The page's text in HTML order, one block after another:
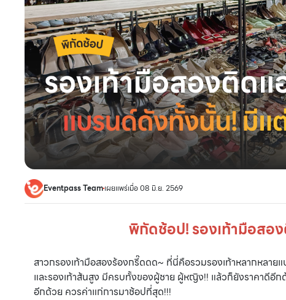
Eventpass Teamเผยแพร่เมื่อ 08 มิ.ย. 2569
พิกัดช้อป! รองเท้ามือสอ
สาวกรองเท้ามือสองร้องกรี๊ดดด~ ที่นี่คือรวมรองเท้าหลากหลายแบ
และรองเท้าส้นสูง มีครบทั้งของผู้ชาย ผู้หญิง!! แล้วก็ยังราคาดีอี
อีกด้วย ควรค่าแก่การมาช้อปที่สุด!!!